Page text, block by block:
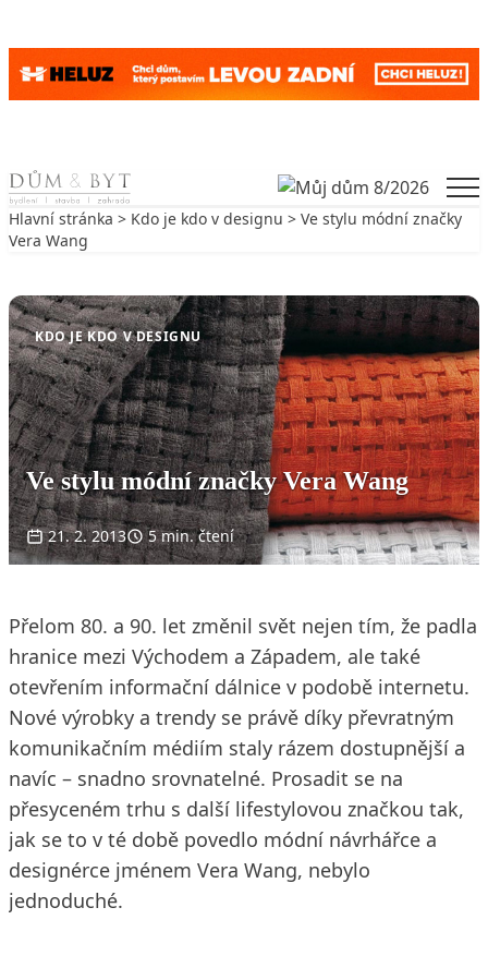
Skip to content
Hlavní stránka > Kdo je kdo v designu > Ve stylu módní značky
Vera Wang
KDO JE KDO V DESIGNU
Ve stylu módní značky Vera Wang
21. 2. 2013 5 min. čtení
Přelom 80. a 90. let změnil svět nejen tím, že padla
hranice mezi Východem a Západem, ale také
otevřením informační dálnice v podobě internetu.
Nové výrobky a trendy se právě díky převratným
komunikačním médiím staly rázem dostupnější a
navíc – snadno srovnatelné. Prosadit se na
přesyceném trhu s další lifestylovou značkou tak,
jak se to v té době povedlo módní návrhářce a
designérce jménem Vera Wang, nebylo
jednoduché.